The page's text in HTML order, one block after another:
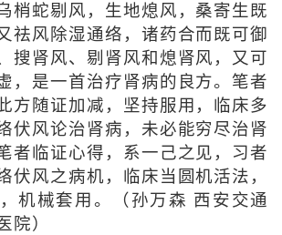
梢蛇剔风，生地熄风，桑寄生既
祛风除湿通络，诸药合而既可御
搜肾风、剔肾风和熄肾风，又可
，是一首治疗肾病的良方。笔者
方随证加减，坚持服用，临床多
伏风论治肾病，未必能穷尽治肾
者临证心得，系一己之见，习者
伏风之病机，临床当圆机活法，
机械套用。（孙万森 西安交通
院）